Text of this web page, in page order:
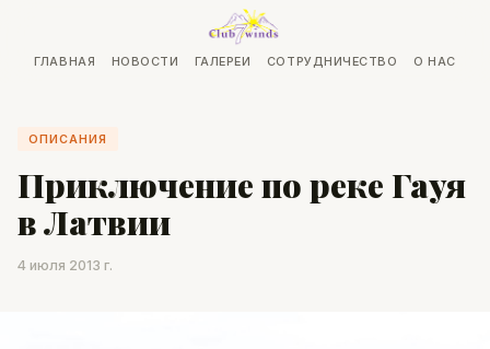
ГЛАВНАЯ НОВОСТИ ГАЛЕРЕИ СОТРУДНИЧЕСТВО О НАС
ОПИСАНИЯ
Приключение по реке Гауя
в Латвии
4 июля 2013 г.